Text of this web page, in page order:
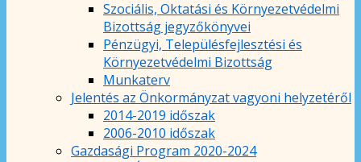
Szociális, Oktatási és Környezetvédelmi
Bizottság jegyzőkönyvei
Pénzügyi, Településfejlesztési és
Környezetvédelmi Bizottság
Munkaterv
Jelentés az Önkormányzat vagyoni helyzetéről
2014-2019 időszak
2006-2010 időszak
Gazdasági Program 2020-2024